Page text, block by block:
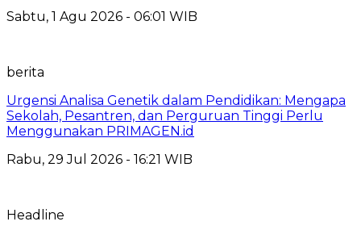
Sabtu, 1 Agu 2026 - 06:01 WIB
berita
Urgensi Analisa Genetik dalam Pendidikan: Mengapa
Sekolah, Pesantren, dan Perguruan Tinggi Perlu
Menggunakan PRIMAGEN.id
Rabu, 29 Jul 2026 - 16:21 WIB
Headline